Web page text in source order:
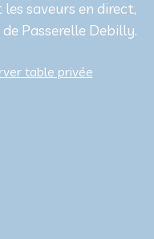
saveurs en direct,
Passerelle Debilly.
table privée